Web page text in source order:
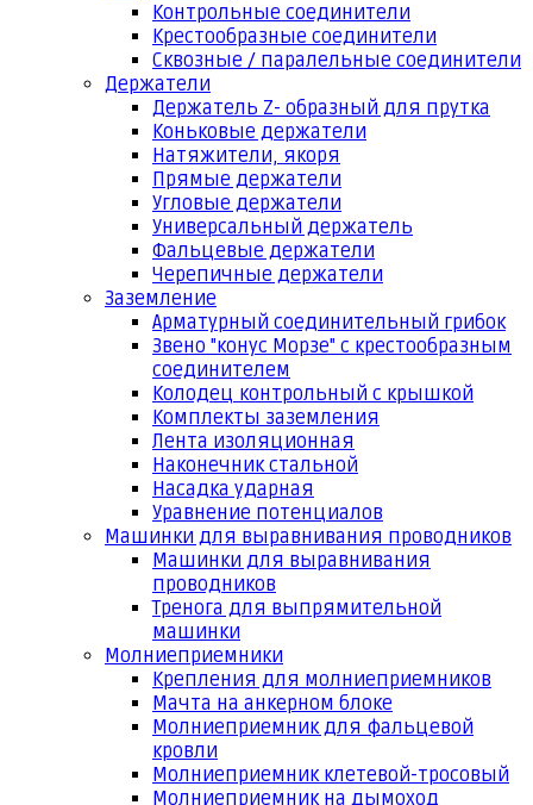
Контрольные соединители
Крестообразные соединители
Сквозные / паралельные соединители
Держатели
Держатель Z- образный для прутка
Коньковые держатели
Натяжители, якоря
Прямые держатели
Угловые держатели
Универсальный держатель
Фальцевые держатели
Черепичные держатели
Заземление
Арматурный соединительный грибок
Звено "конус Морзе" с крестообразным
соединителем
Колодец контрольный с крышкой
Комплекты заземления
Лента изоляционная
Наконечник стальной
Насадка ударная
Уравнение потенциалов
Машинки для выравнивания проводников
Машинки для выравнивания
проводников
Тренога для выпрямительной
машинки
Молниеприемники
Крепления для молниеприемников
Мачта на анкерном блоке
Молниеприемник для фальцевой
кровли
Молниеприемник клетевой-тросовый
Молниеприемник на дымоход